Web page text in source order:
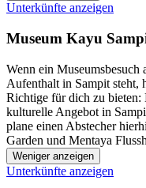
Unterkünfte anzeigen
Museum Kayu
Wenn ein
Aufenthalt in Sampit steht,
Richtige für dich zu bieten:
kulturelle Angebot in
plane einen Abstecher
Garden und Mentaya
Weniger anzeigen
Unterkünfte anzeigen